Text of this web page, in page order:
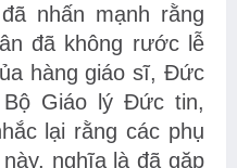
nhấn mạnh rằng
đã không rước lễ
hàng giáo sĩ, Đức
Giáo lý Đức tin,
lại rằng các phụ
nghĩa là đã gặp